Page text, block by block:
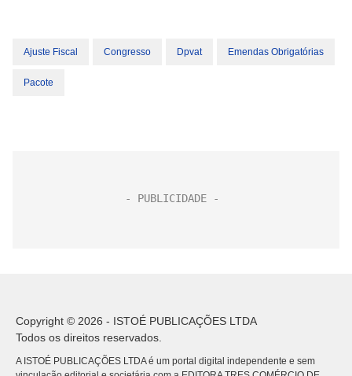
Ajuste Fiscal Congresso Dpvat Emendas Obrigatórias
Pacote
Copyright © 2026 - ISTOÉ PUBLICAÇÕES LTDA
Todos os direitos reservados.
A ISTOÉ PUBLICAÇÕES LTDA é um portal digital independente e sem